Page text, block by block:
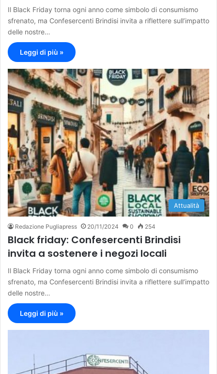
Il Black Friday torna ogni anno come simbolo di consumismo
sfrenato, ma Confesercenti Brindisi invita a riflettere sull’impatto
delle nostre…
Leggi di più »
Attualità
Redazione Pugliapress 20/11/2024 0 254
Black friday: Confesercenti Brindisi
invita a sostenere i negozi locali
Il Black Friday torna ogni anno come simbolo di consumismo
sfrenato, ma Confesercenti Brindisi invita a riflettere sull’impatto
delle nostre…
Leggi di più »